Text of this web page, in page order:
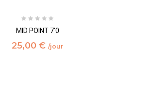
MID POINT 7'0
25,00 €/jour